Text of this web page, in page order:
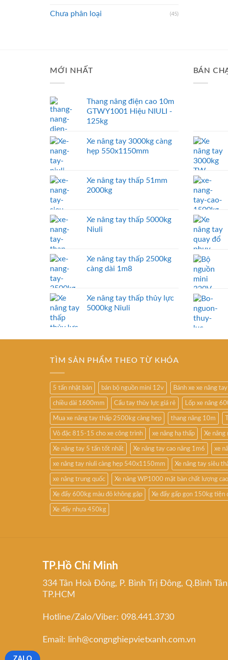
Chưa phân loại (45)
MỚI NHẤT
Thang nâng điện cao 10m
GTWY1001 Hiệu NIULI -
125kg
Xe nâng tay 3000kg càng
hẹp 550x1150mm
Xe nâng tay thấp 51mm
2000kg
Xe nâng tay thấp 5000kg
Niuli
Xe nâng tay thấp 2500kg
càng dài 1m8
Xe nâng tay thấp thủy lực
5000kg Niuli
BÁN
TÌM SẢN PHẨM THEO TỪ KHÓA
5 tấn nhật bản bán bộ nguồn mini 12v Bánh xe xe nâng
chiều dài 1600mm Cẩu tay thủy lực giá rẻ Lốp xe nâng
Mua xe nâng tay thấp 2500kg càng hẹp thang nâng 10m
Vỏ đặc 815-15 cho xe công trình xe nâng hạ thấp Xe
Xe nâng tay 5 tấn tốt nhất Xe nâng tay cao nâng 1m6 xe
xe nâng tay niuli càng hẹp 540x1150mm Xe nâng tay siêu
xe nâng trung quốc Xe nâng WP1000 mặt bàn chất lượng cao
Xe đẩy 600kg màu đỏ không gập Xe đẩy gấp gọn 150kg tiện
Xe đẩy nhựa 450kg
TP.Hồ Chí Minh
334 Tân Hoà Đông, P. Bình Trị Đông, Q.Bình
TP.HCM
Hotline/Zalo/Viber: 098.441.3730
Email: linh@congnghiepvietxanh.com.vn